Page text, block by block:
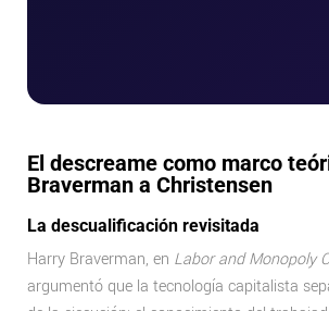
El descreame como marco
Braverman a Christensen
La descualificación revisitada
Harry Braverman, en Labor and Monopoly
argumentó que la tecnología capitalista